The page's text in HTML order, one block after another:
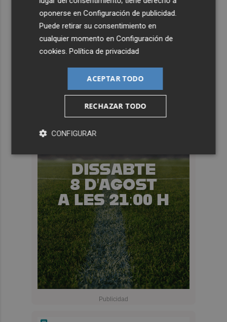
oponerse enConfiguración de publicidad.
Puede retirar su consentimiento en
cualquier momento enConfiguración de
cookies.Política de privacidad
ACEPTAR TODO
RECHAZAR TODO
CONFIGURAR